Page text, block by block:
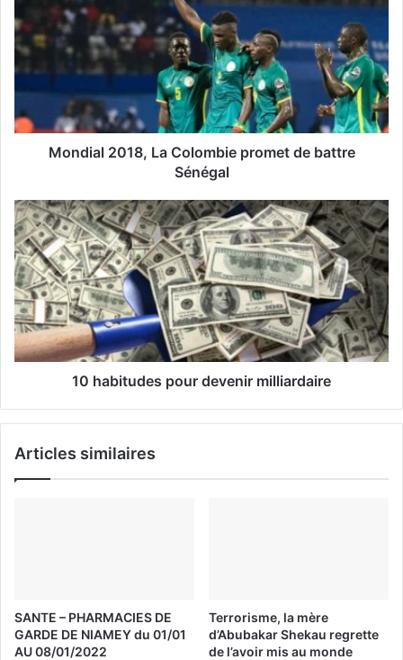
r
e
a
d
r
e
s
m
a
i
l
Mondial 2018, La Colombie promet de battre
Sénégal
10 habitudes pour devenir milliardaire
Articles similaires
SANTE – PHARMACIES DE
GARDE DE NIAMEY du 01/01
AU 08/01/2022
Terrorisme, la mère
d’Abubakar Shekau regrette
de l’avoir mis au monde